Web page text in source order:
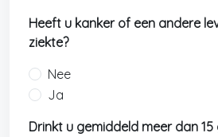
Heeft u kanker of een andere
ziekte?
Nee
Ja
Drinkt u gemiddeld meer dan